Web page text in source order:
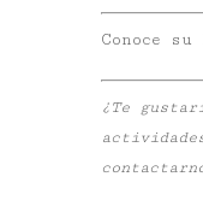
Conoce su
¿Te